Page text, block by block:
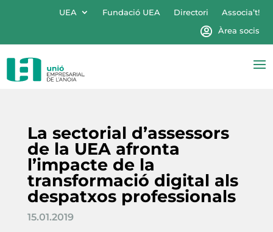
UEA Fundació UEA Directori
Associa’t!
Àrea socis
La sectorial d’assessors
de la UEA afronta
l’impacte de la
transformació digital als
despatxos professionals
15.01.2019